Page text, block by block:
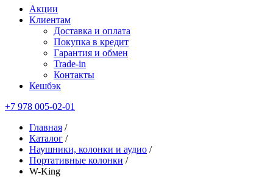
Акции
Клиентам
Доставка и оплата
Покупка в кредит
Гарантия и обмен
Trade-in
Контакты
Кешбэк
+7 978 005-02-01
Главная /
Каталог /
Наушники, колонки и аудио /
Портативные колонки /
W-King